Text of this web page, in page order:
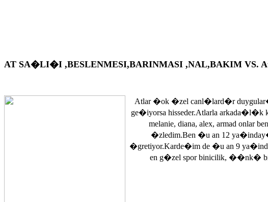
AT SA�LI�I ,BESLENMESI,BARINMASI ,NAL,BAKIM VS.
Atlar �ok �zel canl�lard�r
ge�iyorsa hisseder.Atlarla
melanie, diana, alex, armad
�zledim.Ben �u an 12
�gretiyor.Karde�im de �u an 9
en g�zel spor binicilik, ��nk� bir